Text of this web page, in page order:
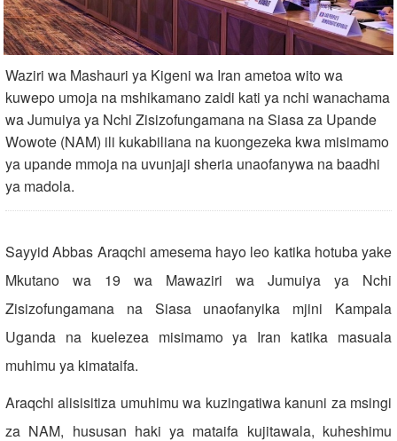
Waziri wa Mashauri ya Kigeni wa Iran ametoa wito wa
kuwepo umoja na mshikamano zaidi kati ya nchi wanachama
wa Jumuiya ya Nchi Zisizofungamana na Siasa za Upande
Wowote (NAM) ili kukabiliana na kuongezeka kwa misimamo
ya upande mmoja na uvunjaji sheria unaofanywa na baadhi
ya madola.
Sayyid Abbas Araqchi amesema hayo leo katika hotuba yake
Mkutano wa 19 wa Mawaziri wa Jumuiya ya Nchi
Zisizofungamana na Siasa unaofanyika mjini Kampala
Uganda na kuelezea misimamo ya Iran katika masuala
muhimu ya kimataifa.
Araqchi alisisitiza umuhimu wa kuzingatiwa kanuni za msingi
za NAM, hususan haki ya mataifa kujitawala, kuheshimu